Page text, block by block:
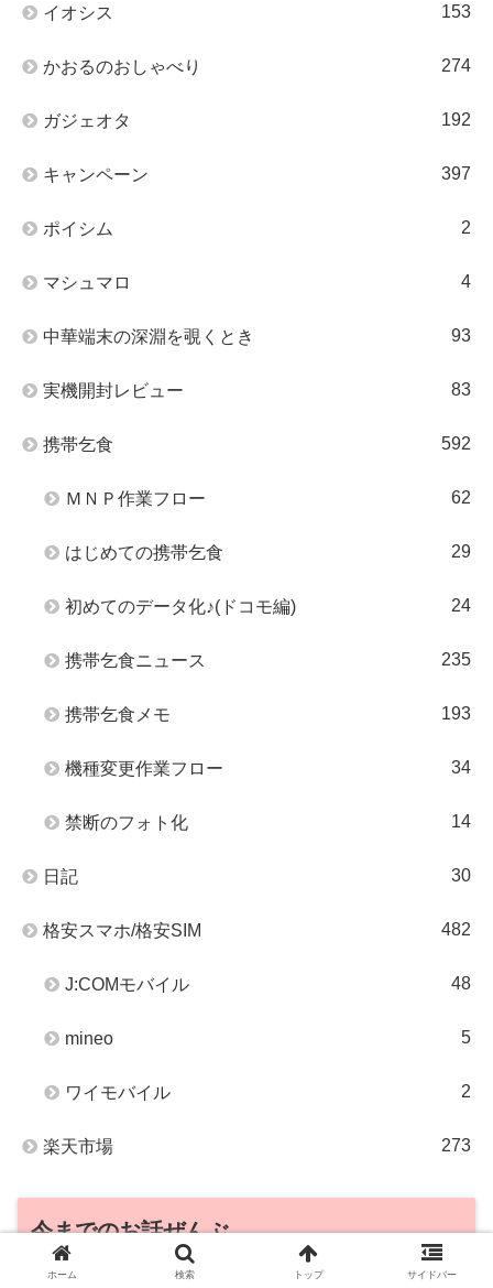
イオシス 153
かおるのおしゃべり 274
ガジェオタ 192
キャンペーン 397
ポイシム 2
マシュマロ 4
中華端末の深淵を覗くとき 93
実機開封レビュー 83
携帯乞食 592
ＭＮＰ作業フロー 62
はじめての携帯乞食 29
初めてのデータ化♪(ドコモ編) 24
携帯乞食ニュース 235
携帯乞食メモ 193
機種変更作業フロー 34
禁断のフォト化 14
日記 30
格安スマホ/格安SIM 482
J:COMモバイル 48
mineo 5
ワイモバイル 2
楽天市場 273
今までのお話ぜんぶ
ホーム 検索 トップ サイドバー